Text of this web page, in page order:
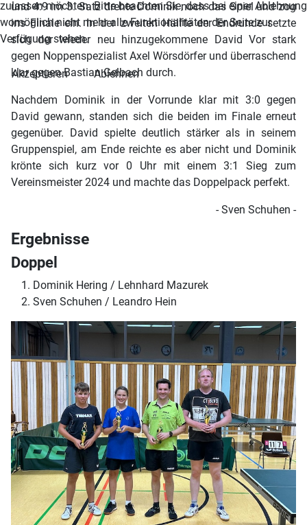
und 4:9 im 3. Satz drehte Dominik noch das Spiel und zog
ins Finale ein. In der zweiten Hälfte der Endrunde setzte
sich der wieder neu hinzugekommene David Vor stark
gegen Noppenspezialist Axel Wörsdörfer und überraschend
klar gegen Bastian Gelbach durch.
Nachdem Dominik in der Vorrunde klar mit 3:0 gegen
David gewann, standen sich die beiden im Finale erneut
gegenüber. David spielte deutlich stärker als in seinem
Gruppenspiel, am Ende reichte es aber nicht und Dominik
krönte sich kurz vor 0 Uhr mit einem 3:1 Sieg zum
Vereinsmeister 2024 und machte das Doppelpack perfekt.
- Sven Schuhen -
Ergebnisse
Doppel
Dominik Hering / Lehnhard Mazurek
Sven Schuhen / Leandro Hein
zulassen möchten. Bitte beachten Sie, dass bei einer Ablehnung
womöglich nicht mehr alle Funktionalitäten der Seite zur
Verfügung stehen.
Akzeptieren Ablehnen